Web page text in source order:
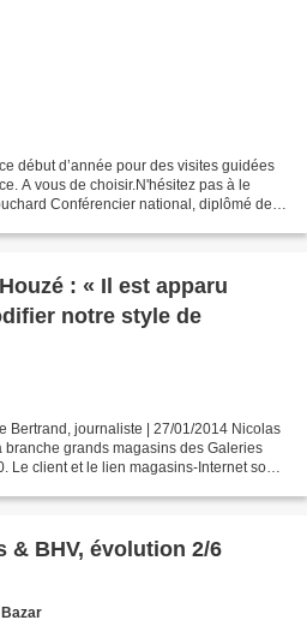
début d’année pour des visites guidées
A vous de choisir.N'hésitez pas à le
Conférencier national, diplômé de
: « Il est apparu
notre style de
Bertrand, journaliste | 27/01/2014 Nicolas
grands magasins des Galeries
Le client et le lien magasins-Internet sont
& BHV, évolution 2/6